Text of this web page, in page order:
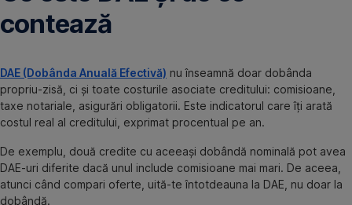
contează
DAE (Dobânda Anuală Efectivă) nu înseamnă doar dobânda
propriu-zisă, ci și toate costurile asociate creditului: comisioane,
taxe notariale, asigurări obligatorii. Este indicatorul care îți arată
costul real al creditului, exprimat procentual pe an.
De exemplu, două credite cu aceeași dobândă nominală pot avea
DAE-uri diferite dacă unul include comisioane mai mari. De aceea,
atunci când compari oferte, uită-te întotdeauna la DAE, nu doar la
dobândă.